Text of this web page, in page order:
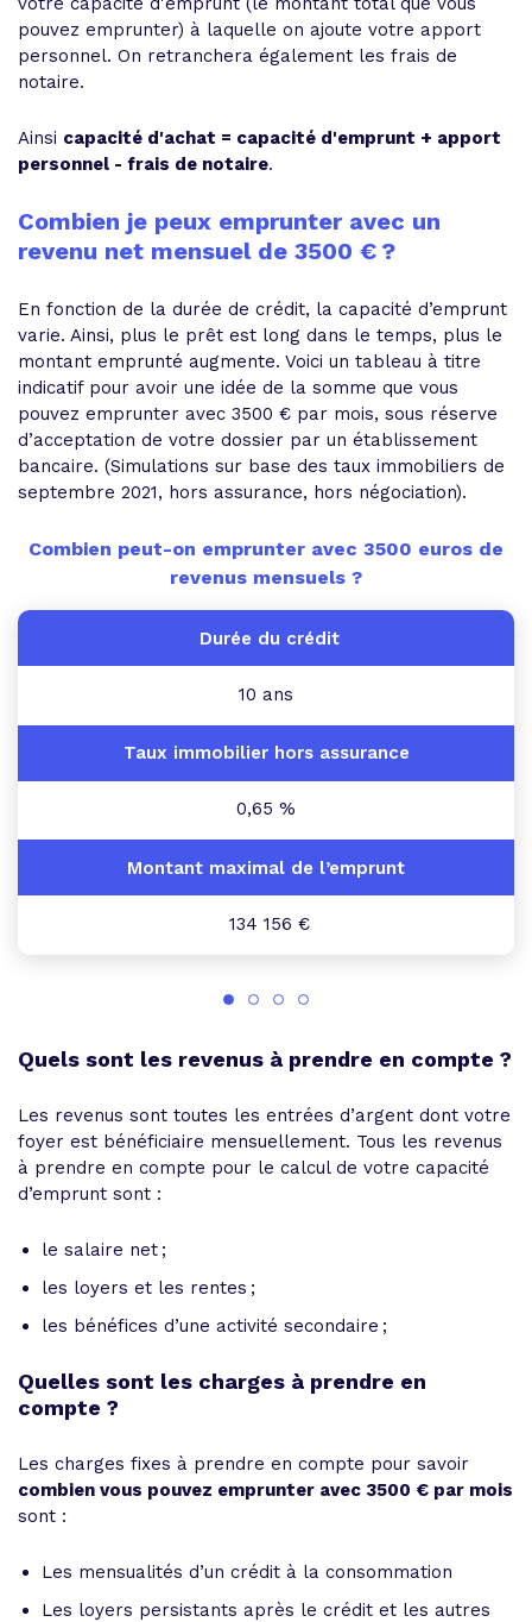
pouvez emprunter) à laquelle on ajoute votre apport
personnel. On retranchera également les frais de
notaire.
Ainsi capacité d'achat = capacité d'emprunt + apport
personnel - frais de notaire.
Combien je peux emprunter avec un
revenu net mensuel de 3500 € ?
En fonction de la durée de crédit, la capacité d’emprunt
varie. Ainsi, plus le prêt est long dans le temps, plus le
montant emprunté augmente. Voici un tableau à titre
indicatif pour avoir une idée de la somme que vous
pouvez emprunter avec 3500 € par mois, sous réserve
d’acceptation de votre dossier par un établissement
bancaire. (Simulations sur base des taux immobiliers de
septembre 2021, hors assurance, hors négociation).
Combien peut-on emprunter avec 3500 euros de
revenus mensuels ?
10 ans
0,65 %
134 156 €
Quels sont les revenus à prendre en compte ?
Les revenus sont toutes les entrées d’argent dont votre
foyer est bénéficiaire mensuellement. Tous les revenus
à prendre en compte pour le calcul de votre capacité
d’emprunt sont :
le salaire net ;
les loyers et les rentes ;
les bénéfices d’une activité secondaire ;
Quelles sont les charges à prendre en
compte ?
Les charges fixes à prendre en compte pour savoir
combien vous pouvez emprunter avec 3500 € par mois
sont :
Les mensualités d’un crédit à la consommation
Les loyers persistants après le crédit et les autres